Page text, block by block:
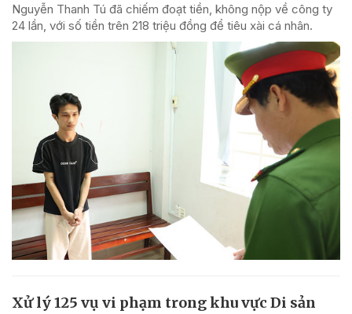
Nguyễn Thanh Tú đã chiếm đoạt tiền, không nộp về công ty
24 lần, với số tiền trên 218 triệu đồng để tiêu xài cá nhân.
Xử lý 125 vụ vi phạm trong khu vực Di sản